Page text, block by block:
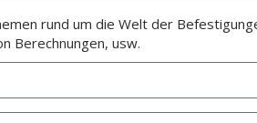
rund um die Welt der
Berechnungen, usw.